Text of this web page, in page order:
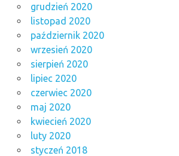
grudzień 2020
listopad 2020
październik 2020
wrzesień 2020
sierpień 2020
lipiec 2020
czerwiec 2020
maj 2020
kwiecień 2020
luty 2020
styczeń 2018